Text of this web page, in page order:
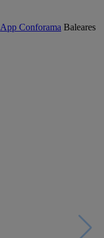
App Conforama Baleares